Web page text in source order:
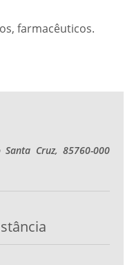
farmacêuticos.
Cruz, 85760-000